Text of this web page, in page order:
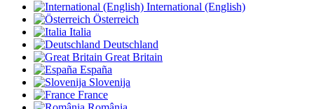
International (English)
Österreich
Italia
Deutschland
Great Britain
España
Slovenija
France